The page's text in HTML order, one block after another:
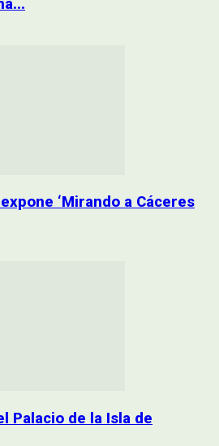
‘Mirando a Cáceres
Palacio de la Isla de